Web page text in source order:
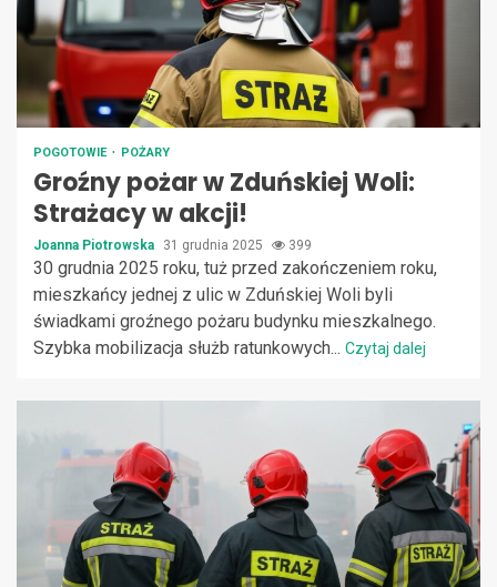
POGOTOWIE POŻARY
Groźny pożar w Zduńskiej Woli:
Strażacy w akcji!
Joanna Piotrowska 31 grudnia 2025 399
30 grudnia 2025 roku, tuż przed zakończeniem roku,
mieszkańcy jednej z ulic w Zduńskiej Woli byli
świadkami groźnego pożaru budynku mieszkalnego.
Szybka mobilizacja służb ratunkowych... Czytaj dalej